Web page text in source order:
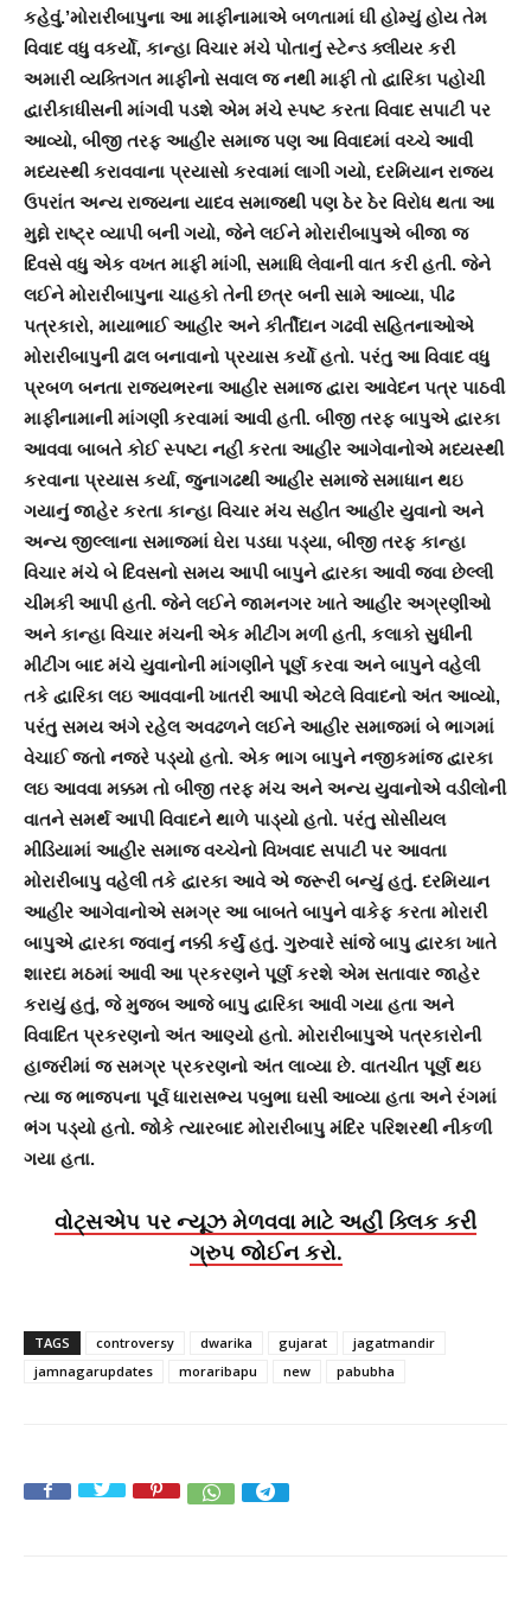
કહેવું.’મોરારીબાપુના આ માફીનામાએ બળતામાં ઘી હોમ્યું હોય તેમ
વિવાદ વધુ વકર્યો, કાન્હા વિચાર મંચે પોતાનું સ્ટેન્ડ ક્લીયર કરી
અમારી વ્યક્તિગત માફીનો સવાલ જ નથી માફી તો દ્વારિકા પહોચી
દ્વારીકાધીસની માંગવી પડશે એમ મંચે સ્પષ્ટ કરતા વિવાદ સપાટી પર
આવ્યો, બીજી તરફ આહીર સમાજ પણ આ વિવાદમાં વચ્ચે આવી
મધ્યસ્થી કરાવવાના પ્રયાસો કરવામાં લાગી ગયો, દરમિયાન રાજ્ય
ઉપરાંત અન્ય રાજ્યના યાદવ સમાજથી પણ ઠેર ઠેર વિરોધ થતા આ
મુદ્દો રાષ્ટ્ર વ્યાપી બની ગયો, જેને લઈને મોરારીબાપુએ બીજા જ
દિવસે વધુ એક વખત માફી માંગી, સમાધિ લેવાની વાત કરી હતી. જેને
લઈને મોરારીબાપુના ચાહકો તેની છત્ર બની સામે આવ્યા, પીઢ
પત્રકારો, માયાભાઈ આહીર અને કીર્તીદાન ગઢવી સહિતનાઓએ
મોરારીબાપુની ઢાલ બનાવાનો પ્રયાસ કર્યો હતો. પરંતુ આ વિવાદ વધુ
પ્રબળ બનતા રાજયભરના આહીર સમાજ દ્વારા આવેદન પત્ર પાઠવી
માફીનામાની માંગણી કરવામાં આવી હતી. બીજી તરફ બાપુએ દ્વારકા
આવવા બાબતે કોઈ સ્પષ્ટા નહી કરતા આહીર આગેવાનોએ મધ્યસ્થી
કરવાના પ્રયાસ કર્યા, જુનાગઢથી આહીર સમાજે સમાધાન થઇ
ગયાનું જાહેર કરતા કાન્હા વિચાર મંચ સહીત આહીર યુવાનો અને
અન્ય જીલ્લાના સમાજમાં ઘેરા પડઘા પડ્યા, બીજી તરફ કાન્હા
વિચાર મંચે બે દિવસનો સમય આપી બાપુને દ્વારકા આવી જવા છેલ્લી
ચીમકી આપી હતી. જેને લઈને જામનગર ખાતે આહીર અગ્રણીઓ
અને કાન્હા વિચાર મંચની એક મીટીંગ મળી હતી, કલાકો સુધીની
મીટીંગ બાદ મંચે યુવાનોની માંગણીને પૂર્ણ કરવા અને બાપુને વહેલી
તકે દ્વારિકા લઇ આવવાની ખાતરી આપી એટલે વિવાદનો અંત આવ્યો,
પરંતુ સમય અંગે રહેલ અવઢળને લઈને આહીર સમાજમાં બે ભાગમાં
વેચાઈ જતો નજરે પડ્યો હતો. એક ભાગ બાપુને નજીકમાંજ દ્વારકા
લઇ આવવા મક્કમ તો બીજી તરફ મંચ અને અન્ય યુવાનોએ વડીલોની
વાતને સમર્થ આપી વિવાદને થાળે પાડ્યો હતો. પરંતુ સોસીયલ
મીડિયામાં આહીર સમાજ વચ્ચેનો વિખવાદ સપાટી પર આવતા
મોરારીબાપુ વહેલી તકે દ્વારકા આવે એ જરૂરી બન્યું હતું. દરમિયાન
આહીર આગેવાનોએ સમગ્ર આ બાબતે બાપુને વાકેફ કરતા મોરારી
બાપુએ દ્વારકા જવાનું નક્કી કર્યું હતું. ગુરુવારે સાંજે બાપુ દ્વારકા ખાતે
શારદા મઠમાં આવી આ પ્રકરણને પૂર્ણ કરશે એમ સતાવાર જાહેર
કરાયું હતું, જે મુજબ આજે બાપુ દ્વારિકા આવી ગયા હતા અને
વિવાદિત પ્રકરણનો અંત આણ્યો હતો. મોરારીબાપુએ પત્રકારોની
હાજરીમાં જ સમગ્ર પ્રકરણનો અંત લાવ્યા છે. વાતચીત પૂર્ણ થઇ
ત્યા જ ભાજપના પૂર્વ ધારાસભ્ય પબુભા ઘસી આવ્યા હતા અને રંગમાં
ભંગ પડ્યો હતો. જોકે ત્યારબાદ મોરારીબાપુ મંદિર પરિશરથી નીકળી
ગયા હતા.
વોટ્સએપ પર ન્યૂઝ મેળવવા માટે અહીં ક્લિક કરી
ગ્રુપ જોઈન કરો.
TAGS controversy dwarika gujarat
jagatmandir
jamnagarupdates
moraribapu new pabubha